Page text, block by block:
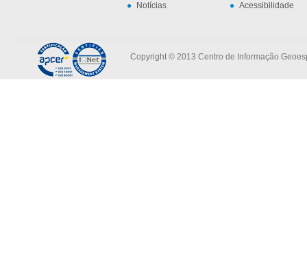
Notícias
Acessibilidade
Copyright © 2013 Centro de Informação